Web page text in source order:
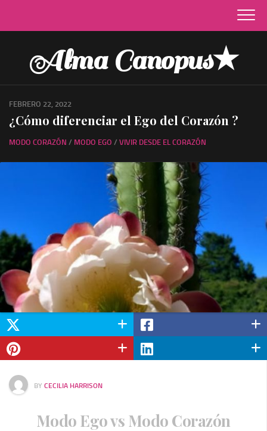
content
Alma Canopus★
FEBRERO 22, 2022
¿Cómo diferenciar el Ego del Corazón ?
MODO CORAZÓN / MODO EGO / VIVIR DESDE EL CORAZÓN
BY CECILIA HARRISON
Modo Ego vs Modo Corazón